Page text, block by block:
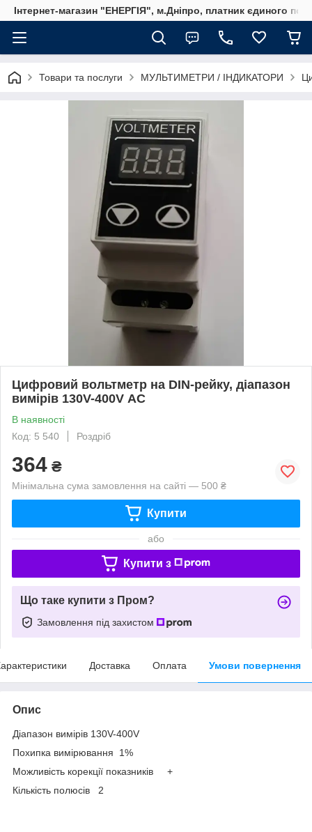
Інтернет-магазин "ЕНЕРГІЯ", м.Дніпро, платник єдиного
Товари та послуги МУЛЬТИМЕТРИ / ІНДИКАТОРИ
Цифровий вольтметр на DIN-рейку, діапазон
вимірів 130V-400V АС
В наявності
Код: 5 540
Роздріб
364 ₴
Мінімальна сума замовлення на сайті — 500 ₴
Купити
або
Купити з
Що таке купити з Пром?
Замовлення під захистом
Доставка Оплата Умови повернення
Опис
Діапазон вимірів 130V-400V
Похипка вимірювання 1%
Можливість корекції показників +
Кількість полюсів 2